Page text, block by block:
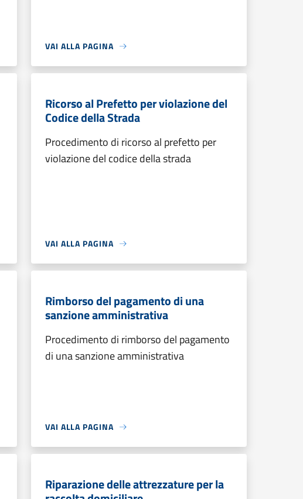
VAI ALLA PAGINA
Ricorso al Prefetto per violazione del
Codice della Strada
Procedimento di ricorso al prefetto per
violazione del codice della strada
VAI ALLA PAGINA
Rimborso del pagamento di una
sanzione amministrativa
Procedimento di rimborso del pagamento
di una sanzione amministrativa
VAI ALLA PAGINA
Riparazione delle attrezzature per la